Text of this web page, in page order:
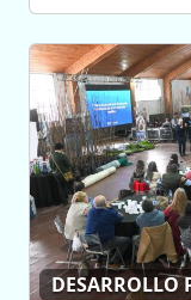
DESARROLLO